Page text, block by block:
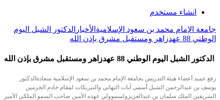
انشاء مستخدم
جامعة الإمام محمد بن سعود الإسلامية الأخبار الدكتور الشبل اليوم
الوطني 88 عهدزاهر ومستقبل مشرق بإذن الله
الدكتور الشبل اليوم الوطني 88 عهدزاهر ومستقبل مشرق بإذن الله
رفع عميد أعضاء هيئة التدريس بجامعة الإمام محمد بن سعود الإسلامية سعادةالدكتور
يوسف بن عبدالرحمن الشبل أسمى آيات التهاني والتبريكات لمقام خادم الحرمين
الشريفين الملك سلمان بن عبدالعزيزولسموولي عهده الأمين صاحب السمو الملكي الأمير